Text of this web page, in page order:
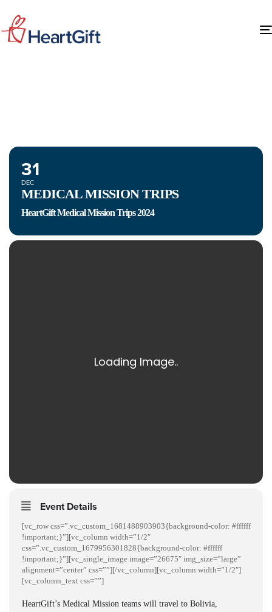
31
DEC
MEDICAL MISSION TRIPS
HeartGift Medical Mission Trips 2024
Event Details
[vc_row css=”.vc_custom_1681488903903{background-color: #ffffff
!important;}”][vc_column width=”1/2″
css=”.vc_custom_1679956301828{background-color: #ffffff
!important;}”][vc_single_image image=”26675″ img_size=”large”
alignment=”center” css=””][/vc_column][vc_column width=”1/2″]
[vc_column_text css=””]
HeartGift’s Medical Mission teams will travel to Bolivia,